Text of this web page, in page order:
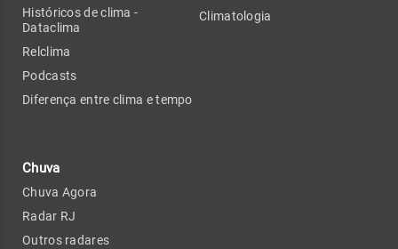
Históricos de clima -
Dataclima
Relclima
Podcasts
Diferença entre clima e tempo
Chuva
Chuva Agora
Radar RJ
Outros radares
Climatologia